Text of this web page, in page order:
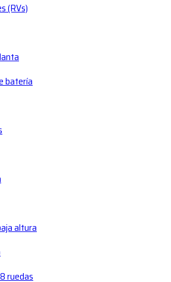
(RVs)
batería
altura
ruedas